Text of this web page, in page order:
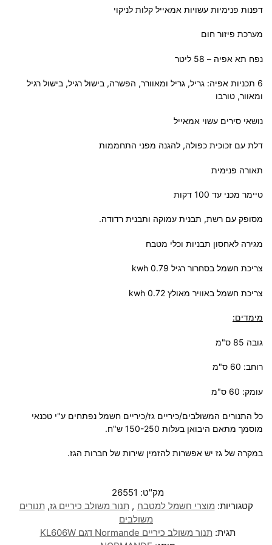
דפנות פנימיות עשויות אמאייל קלות לניקוי
מערכת פיזור חום
נפח תא אפיה – 58 ליטר
6 תכניות אפיה: גריל, גריל ומאוורר, הפשרה, בישול רגיל, בישול רגיל
ומאוור, טורבו
נושאי סירים עשוי אמאייל
דלת עם זכוכית כפולה, להגנה מפני התחממות
תאורה פנימית
טיימר מכני עד 100 דקות
מסופק עם רשת, תבנית עמוקה ותבנית רדודה.
מגירה לאחסון תבניות וכלי מטבח
צריכת חשמל בסחרור רגיל 0.79 kwh
צריכת חשמל באוויר מאולץ 0.72 kwh
מימדים:
גובה 85 ס"מ
רוחב: 60 ס"מ
עומק: 60 ס"מ
כל התנורים המשולבים/כיריים גז/כיריים חשמל נפתחים ע"י טכנאי
מוסמך מתאם היבואן בעלות 150-250 ש"ח.
במקרה של גז יש אפשרות להזמין שירות של חברות הגז.
מק"ט: 26551
קטגוריות: מוצרי חשמל למטבח ,תנור משולב כיריים גז,תנורים
משולבים
תגית:תנור משולב כיריים Normande דגם KL606W